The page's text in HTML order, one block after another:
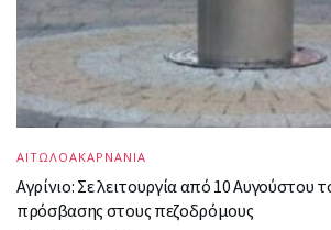
ΑΙΤΩΛΟΑΚΑΡΝΑΝΙΑ
Αγρίνιο: Σε λειτουργία από 10 Αυγούστου
πρόσβασης στους πεζοδρόμους